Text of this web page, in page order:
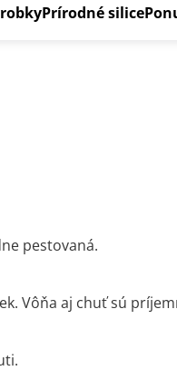
Prírodné silice
pestovaná.
Vôňa aj chuť sú